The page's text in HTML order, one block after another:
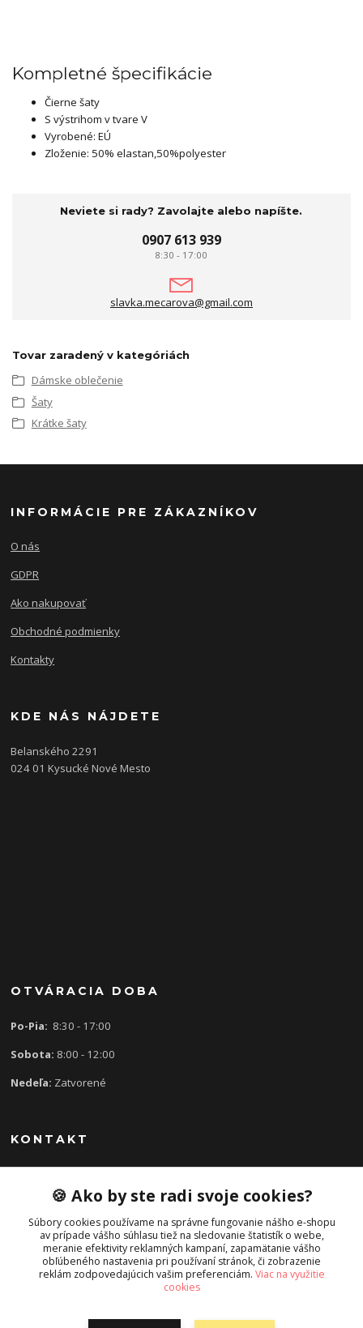
Kompletné špecifikácie
Čierne šaty
S výstrihom v tvare V
Vyrobené: EÚ
Zloženie: 50% elastan,50%polyester
Neviete si rady? Zavolajte alebo napíšte.
0907 613 939
8:30 - 17:00
slavka.mecarova@gmail.com
Tovar zaradený v kategóriách
Dámske oblečenie
Šaty
Krátke šaty
INFORMÁCIE PRE ZÁKAZNÍKOV
O nás
GDPR
Ako nakupovať
Obchodné podmienky
Kontakty
KDE NÁS NÁJDETE
Belanského 2291
024 01 Kysucké Nové Mesto
OTVÁRACIA DOBA
Po-Pia: 8:30 - 17:00
Sobota: 8:00 - 12:00
Nedeľa: Zatvorené
KONTAKT
0907 613 939
slavka.mecarova@gmail.com
🍪 Ako by ste radi svoje cookies?
Súbory cookies používame na správne fungovanie nášho e-shopu
av prípade vášho súhlasu tiež na sledovanie štatistík o webe,
meranie efektivity reklamných kampaní, zapamätanie vášho
obľúbeného nastavenia pri používaní stránok, či zobrazenie
reklám zodpovedajúcich vašim preferenciám. Viac na využitie
cookies